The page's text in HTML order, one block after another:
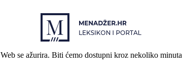
Web se ažurira. Biti ćemo dostupni kroz nekoliko minuta